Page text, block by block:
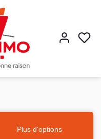
Plus d'options